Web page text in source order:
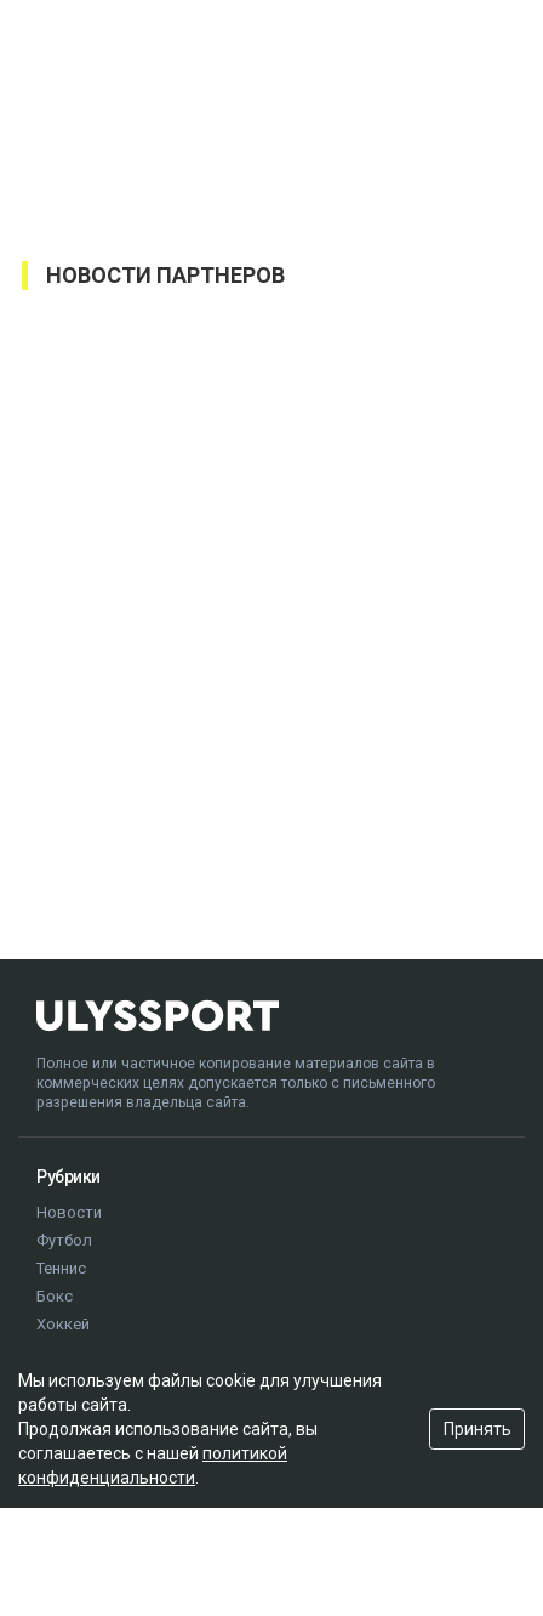
НОВОСТИ ПАРТНЕРОВ
Полное или частичное копирование материалов сайта в
коммерческих целях допускается только с письменного
разрешения владельца сайта.
Рубрики
Новости
Футбол
Теннис
Бокс
Хоккей
Истории
Олимпиада
Редакция
О проекте
Мы используем файлы cookie для улучшения
работы сайта.
Продолжая использование сайта, вы
соглашаетесь с нашей политикой
конфиденциальности
Принять